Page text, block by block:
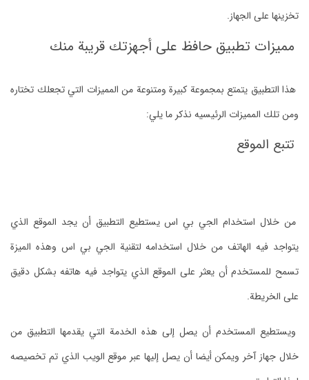
تخزينها على الجهاز.
مميزات تطبيق حافظ على أجهزتك قريبة منك
هذا التطبيق يتمتع بمجموعة كبيرة ومتنوعة من المميزات التي تجعلك تختاره
ومن تلك المميزات الرئيسيه نذكر ما يلي:
تتبع الموقع
من خلال استخدام الجي بي اس يستطيع التطبيق أن يجد الموقع الذي
يتواجد فيه الهاتف من خلال استخدامه لتقنية الجي بي اس وهذه الميزة
تسمح للمستخدم أن يعثر على الموقع الذي يتواجد فيه هاتفه بشكل دقيق
على الخريطة.
ويستطيع المستخدم أن يصل إلى هذه الخدمة التي يقدمها التطبيق من
خلال جهاز آخر ويمكن أيضا أن يصل إليها عبر موقع الويب الذي تم تخصيصه